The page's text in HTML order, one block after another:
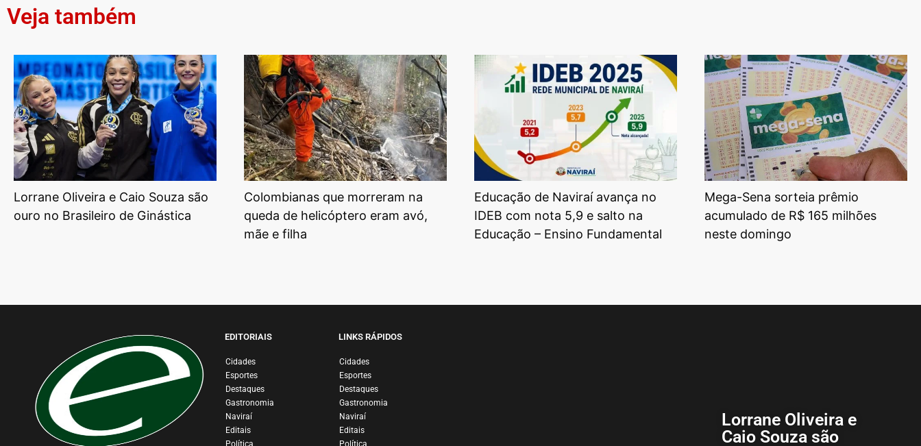
Veja também
Lorrane Oliveira e Caio Souza são
ouro no Brasileiro de Ginástica
Colombianas que morreram na
queda de helicóptero eram avó,
mãe e filha
Educação de Naviraí avança no
IDEB com nota 5,9 e salto na
Educação – Ensino Fundamental
Mega-Sena sorteia prêmio
acumulado de R$ 165 milhões
neste domingo
EDITORIAIS
Cidades
Esportes
Destaques
Gastronomia
Naviraí
Editais
Política
LINKS RÁPIDOS
Cidades
Esportes
Destaques
Gastronomia
Naviraí
Editais
Política
Lorrane Oliveira e
Caio Souza são